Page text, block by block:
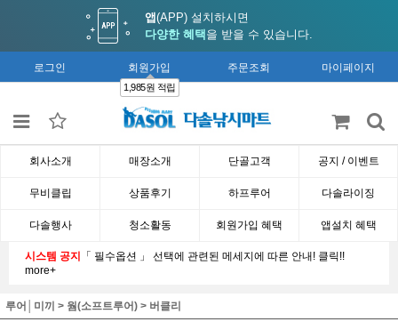
앱(APP) 설치하시면
다양한 혜택 을 받을 수 있습니다.
로그인 회원가입
1,985원 적립
주문조회 마이페이지
회사소개 매장소개 단골고객 공지 / 이벤트
무비클립 상품후기 하프루어 다솔라이징
다솔행사 청소활동 회원가입 혜택 앱설치 혜택
시스템 공지 「 필수옵션 」 선택에 관련된 메세지에 따른 안내! 클릭!!
more+
루어│미끼 > 웜(소프트루어) > 버클리